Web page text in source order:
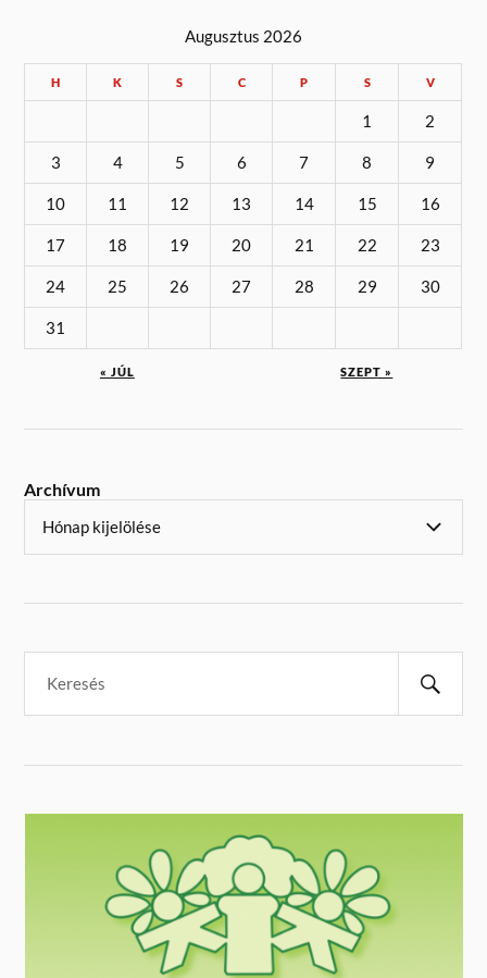
Augusztus 2026
H K S C P S V
1 2
3 4 5 6 7 8 9
10 11 12 13 14 15 16
17 18 19 20 21 22 23
24 25 26 27 28 29 30
31
« JÚL SZEPT »
Archívum